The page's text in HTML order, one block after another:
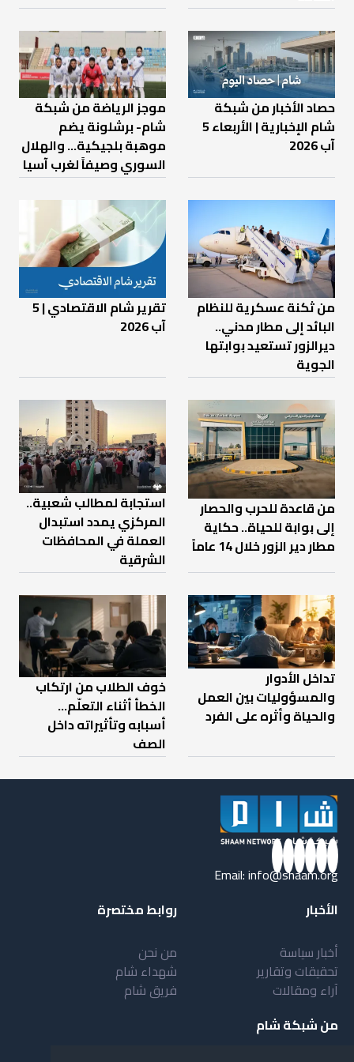
حصاد الأخبار من شبكة
شام الإخبارية | الأربعاء 5
آب 2026
موجز الرياضة من شبكة
شام- برشلونة يضم
موهبة بلجيكية... والهلال
السوري وصيفاً لغرب آسيا
من ثكنة عسكرية للنظام
البائد إلى مطار مدني..
ديرالزور تستعيد بوابتها
الجوية
تقرير شام الاقتصادي | 5
آب 2026
من قاعدة للحرب والحصار
إلى بوابة للحياة.. حكاية
مطار دير الزور خلال 14 عاماً
استجابة لمطالب شعبية..
المركزي يمدد استبدال
العملة في المحافظات
الشرقية
تداخل الأدوار
والمسؤوليات بين العمل
والحياة وأثره على الفرد
خوف الطلاب من ارتكاب
الخطأ أثناء التعلّم…
أسبابه وتأثيراته داخل
الصف
Email:info@shaam.org
الأخبار
أخبار سياسة
تحقيقات وتقارير
آراء ومقالات
روابط مختصرة
من نحن
شهداء شام
فريق شام
من شبكة شام